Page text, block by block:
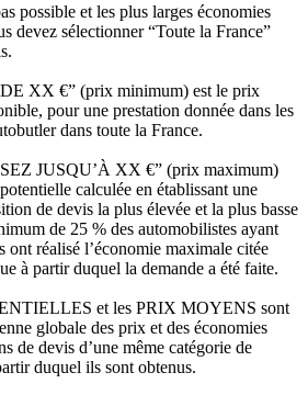
possible et les plus larges économies
devez sélectionner “Toute la France”
XX €” (prix minimum) est le prix
pour une prestation donnée dans les
dans toute la France.
JUSQU’À XX €” (prix maximum)
calculée en établissant une
de devis la plus élevée et la plus basse
de 25 % des automobilistes ayant
ont réalisé l’économie maximale citée
à partir duquel la demande a été faite.
et les PRIX MOYENS sont
globale des prix et des économies
de devis d’une même catégorie de
duquel ils sont obtenus.